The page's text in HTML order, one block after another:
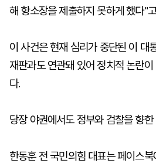
해 항소장을 제출하지 못하게 했다"
이 사건은 현재 심리가 중단된 이 대
재판과도 연관돼 있어 정치적 논란
다.
당장 야권에서도 정부와 검찰을 향
한동훈 전 국민의힘 대표는 페이스